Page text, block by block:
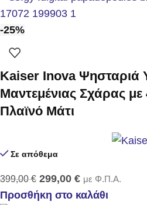
-25%
Kaiser Inova Ψησταριά
Μαντεμένιας Σχάρας με
Πλαϊνό Μάτι
Σε απόθεμα
399,00€ 299,00 € με Φ.Π.Α.
Προσθήκη στο καλάθι